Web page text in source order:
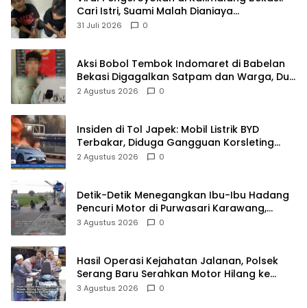
Cari Istri, Suami Malah Dianiaya
Sekelompok Pria
31 Juli 2026 0
Aksi Bobol Tembok Indomaret di Babelan
Bekasi Digagalkan Satpam dan Warga, Dua
Pelaku Diamankan
2 Agustus 2026 0
Insiden di Tol Japek: Mobil Listrik BYD
Terbakar, Diduga Gangguan Korsleting
Listrik
2 Agustus 2026 0
Detik-Detik Menegangkan Ibu-Ibu Hadang
Pencuri Motor di Purwasari Karawang,
Pelaku Lolos di Tengah Keramaian!
3 Agustus 2026 0
Hasil Operasi Kejahatan Jalanan, Polsek
Serang Baru Serahkan Motor Hilang ke
Pemilik
3 Agustus 2026 0